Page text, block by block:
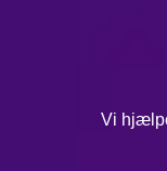
Vi